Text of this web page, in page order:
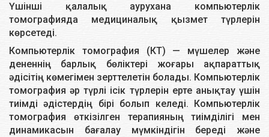
Жұмсақ тіндердің УДЗ 1 зерттеу 3000
Жамбас буындарының УДЗ
Тізе буындарының УДЗ 1 зерттеу 3200
Жіліншік буындарының УДЗ 1 зерттеу 3200
Иық буындарының УДЗ 1 зерттеу 3200
Үшінші қалалық аурухана компьютерлiк
томографияда медициналық қызмет түрлерiн
көрсетедi.
Компьютерлiк томография (КТ) — мүшелер және
дененнiң барлық бөлiктерi жоғары ақпараттық
әдiсiтiң көмегiмен зерттелетiн болады. Компьютерлiк
томография әр түрлi iсiк түрлерiн ерте анықтау үшiн
тиiмдi әдiстердiң бiрi болып келедi. Компьютерлiк
томография өткiзiлген терапияның тиiмдiлiгi мен
динамикасын бағалау мүмкiндiгiн бередi және